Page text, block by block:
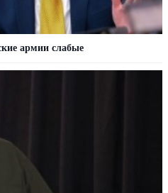
армии слабые